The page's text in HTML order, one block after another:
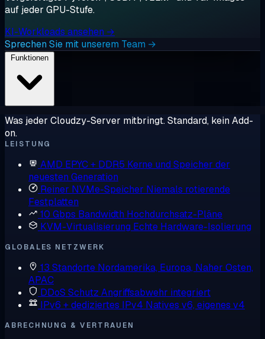
auf jeder GPU-Stufe.
KI-Workloads ansehen →
Sprechen Sie mit unserem Team →
Was jeder Cloudzy-Server mitbringt. Standard, kein Add-
on.
LEISTUNG
AMD EPYC + DDR5 Kerne und Speicher der
neuesten Generation
Reiner NVMe-Speicher Niemals rotierende
Festplatten
10 Gbps Bandwidth Hochdurchsatz-Pläne
KVM-Virtualisierung Echte Hardware-Isolierung
GLOBALES NETZWERK
13 Standorte Nordamerika, Europa, Naher Osten,
APAC
DDoS Schutz Angriffsabwehr integriert
IPv6 + dediziertes IPv4 Natives v6, eigenes v4
ABRECHNUNG & VERTRAUEN